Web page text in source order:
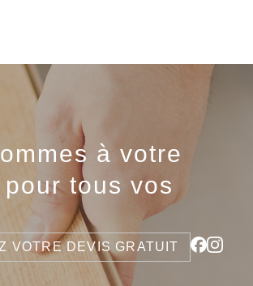
à votre
tous vos
VOTRE DEVIS GRATUIT